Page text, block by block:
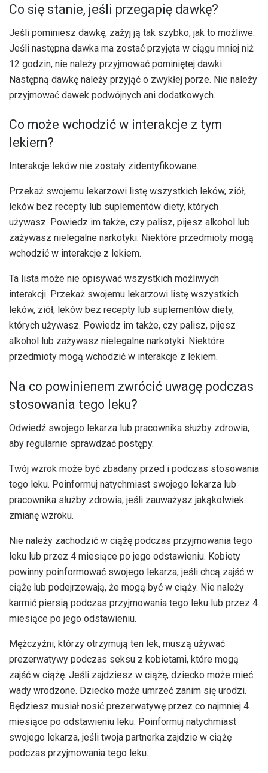
Co się stanie, jeśli przegapię dawkę?
Jeśli pominiesz dawkę, zażyj ją tak szybko, jak to możliwe.
Jeśli następna dawka ma zostać przyjęta w ciągu mniej niż
12 godzin, nie należy przyjmować pominiętej dawki.
Następną dawkę należy przyjąć o zwykłej porze. Nie należy
przyjmować dawek podwójnych ani dodatkowych.
Co może wchodzić w interakcje z tym
lekiem?
Interakcje leków nie zostały zidentyfikowane.
Przekaż swojemu lekarzowi listę wszystkich leków, ziół,
leków bez recepty lub suplementów diety, których
używasz. Powiedz im także, czy palisz, pijesz alkohol lub
zażywasz nielegalne narkotyki. Niektóre przedmioty mogą
wchodzić w interakcje z lekiem.
Ta lista może nie opisywać wszystkich możliwych
interakcji. Przekaż swojemu lekarzowi listę wszystkich
leków, ziół, leków bez recepty lub suplementów diety,
których używasz. Powiedz im także, czy palisz, pijesz
alkohol lub zażywasz nielegalne narkotyki. Niektóre
przedmioty mogą wchodzić w interakcje z lekiem.
Na co powinienem zwrócić uwagę podczas
stosowania tego leku?
Odwiedź swojego lekarza lub pracownika służby zdrowia,
aby regularnie sprawdzać postępy.
Twój wzrok może być zbadany przed i podczas stosowania
tego leku. Poinformuj natychmiast swojego lekarza lub
pracownika służby zdrowia, jeśli zauważysz jakąkolwiek
zmianę wzroku.
Nie należy zachodzić w ciążę podczas przyjmowania tego
leku lub przez 4 miesiące po jego odstawieniu. Kobiety
powinny poinformować swojego lekarza, jeśli chcą zajść w
ciążę lub podejrzewają, że mogą być w ciąży. Nie należy
karmić piersią podczas przyjmowania tego leku lub przez 4
miesiące po jego odstawieniu.
Mężczyźni, którzy otrzymują ten lek, muszą używać
prezerwatywy podczas seksu z kobietami, które mogą
zajść w ciążę. Jeśli zajdziesz w ciążę, dziecko może mieć
wady wrodzone. Dziecko może umrzeć zanim się urodzi.
Będziesz musiał nosić prezerwatywę przez co najmniej 4
miesiące po odstawieniu leku. Poinformuj natychmiast
swojego lekarza, jeśli twoja partnerka zajdzie w ciążę
podczas przyjmowania tego leku.